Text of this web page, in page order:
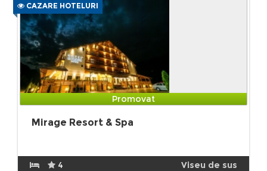
CAZARE HOTELURI
Promovat
Mirage Resort & Spa
4 Viseu de sus